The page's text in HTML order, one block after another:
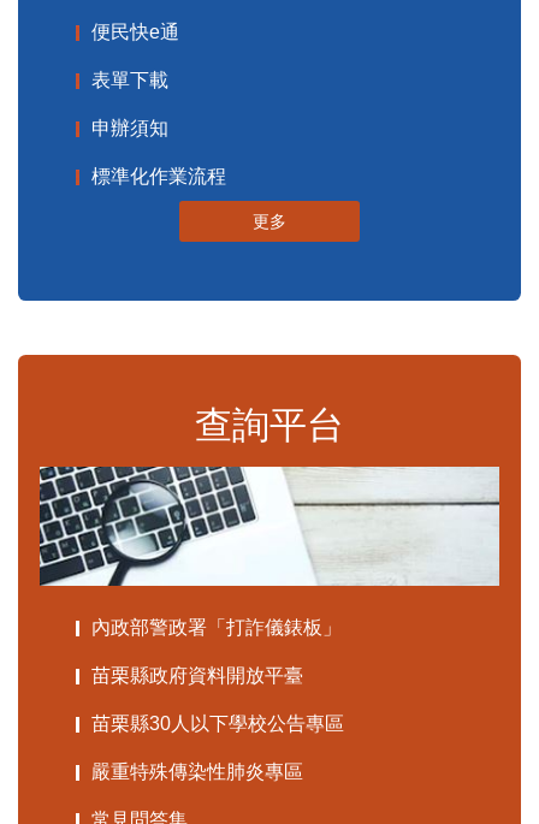
便民快e通
表單下載
申辦須知
標準化作業流程
更多
查詢平台
內政部警政署「打詐儀錶板」
苗栗縣政府資料開放平臺
苗栗縣30人以下學校公告專區
嚴重特殊傳染性肺炎專區
常見問答集